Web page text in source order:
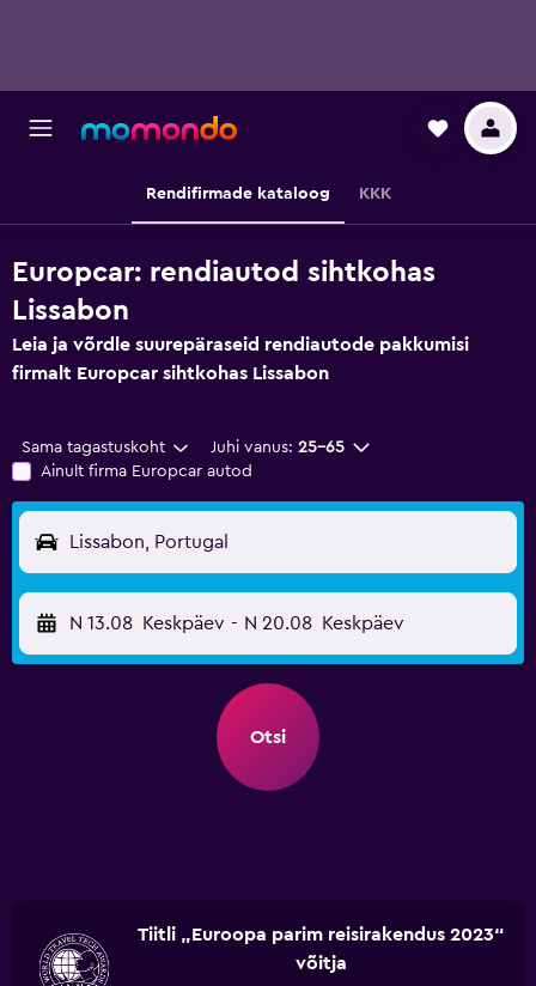
Rendifirmade kataloog KKK
Europcar: rendiautod sihtkohas
Lissabon
Leia ja võrdle suurepäraseid rendiautode pakkumisi
firmalt Europcar sihtkohas Lissabon
Sama tagastuskoht Juhi vanus: 25–65
Ainult firma Europcar autod
Lissabon, Portugal
N 13.08 Keskpäev - N 20.08 Keskpäev
Otsi
Tiitli „Euroopa parim reisirakendus 2023“
võitja